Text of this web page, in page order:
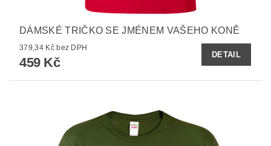
DÁMSKÉ TRIČKO SE JMÉNEM VAŠEHO KONĚ
379,34 Kč bez DPH
459 Kč
DETAIL